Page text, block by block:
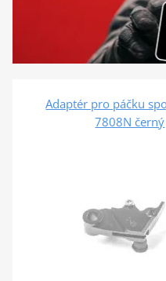
Adaptér pro páčku
7808N černý